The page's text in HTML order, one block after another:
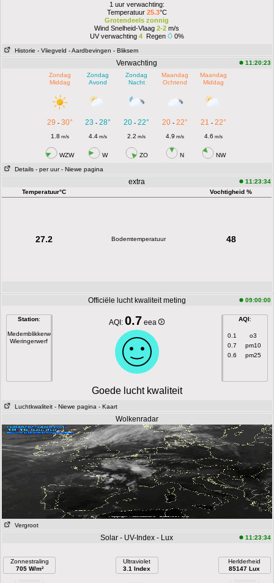
1 uur verwachting:
Temperatuur 25.3°C
Grotendeels zonnig
Wind Snelheid-Vlaag 2-2 m/s
UV verwachting 4Regen 0%
Historie - Vliegveld - Aardbevingen - Bliksem
Verwachting
11:20:23
Zondag
Middag
Zondag
Avond
Zondag
Nacht
Maandag
Ochtend
Maandag
Middag
29 - 30° 23 -28° 20 -22° 20 -22° 21 -22°
1.8 m/s 4.4 m/s 2.2 m/s 4.9 m/s 4.6 m/s
WZW W ZO N NW
Details - per uur - Niewe pagina
extra
11:23:34
Temperatuur°C
Vochtigheid %
27.2 Bodemtemperatuur 48
Officiële lucht kwaliteit meting 09:00:00
Station:
Medemblikkerweg
Wieringerwerf
AQI:0.7 eea AQI:
0.1
o3
0.7
pm10
0.6
pm25
Goede lucht kwaliteit
Luchtkwaliteit - Niewe pagina - Kaart
Wolkenradar
Vergroot
Solar - UV-Index - Lux 11:23:34
Zonnestraling
705 W/m²
Ultraviolet
3.1 Index
Herlderheid
85147 Lux